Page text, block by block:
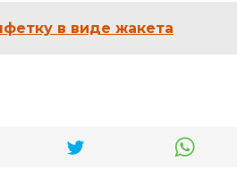
в виде жакета